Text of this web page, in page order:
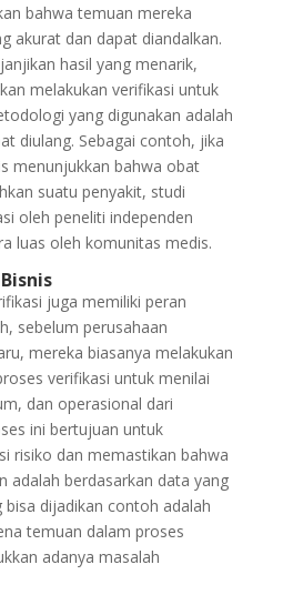
bahwa temuan mereka
akurat dan dapat diandalkan.
hasil yang menarik,
melakukan verifikasi untuk
yang digunakan adalah
diulang. Sebagai contoh, jika
menunjukkan bahwa obat
suatu penyakit, studi
oleh peneliti independen
luas oleh komunitas medis.
juga memiliki peran
sebelum perusahaan
mereka biasanya melakukan
verifikasi untuk menilai
dan operasional dari
ini bertujuan untuk
risiko dan memastikan bahwa
adalah berdasarkan data yang
bisa dijadikan contoh adalah
temuan dalam proses
adanya masalah